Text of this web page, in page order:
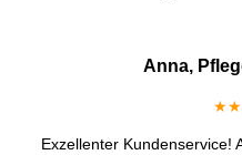
Anna,
Exzellenter Kundenservice!